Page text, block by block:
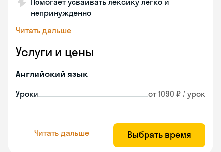
Помогает усваивать лексику легко и
непринужденно
Читать дальше
Услуги и цены
Английский язык
Уроки от 1090 ₽ / урок
Читать дальше Выбрать время